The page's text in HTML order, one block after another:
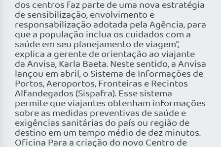
dos centros faz parte de uma nova estratégia
de sensibilização, envolvimento e
responsabilização adotada pela Agência, para
que a população inclua os cuidados com a
saúde em seu planejamento de viagem”,
explica a gerente de orientação ao viajante
da Anvisa, Karla Baeta. Neste sentido, a Anvisa
lançou em abril, o Sistema de Informações de
Portos, Aeroportos, Fronteiras e Recintos
Alfandegados (Sispafra). Esse sistema
permite que viajantes obtenham informações
sobre as medidas preventivas de saúde e
exigências sanitárias do país ou região de
destino em um tempo médio de dez minutos.
Oficina Para a criação do novo Centro de